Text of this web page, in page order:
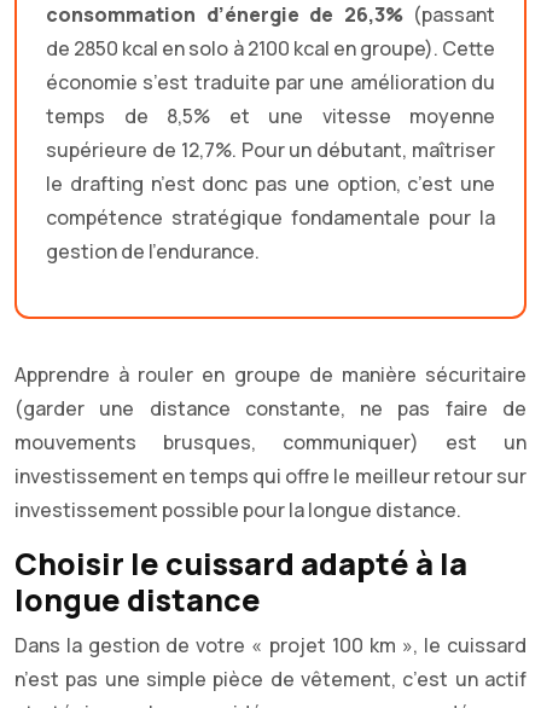
consommation d’énergie de 26,3%(passant
de 2850 kcal en solo à 2100 kcal en groupe). Cette
économie s’est traduite par une amélioration du
temps de 8,5% et une vitesse moyenne
supérieure de 12,7%. Pour un débutant, maîtriser
le drafting n’est donc pas une option, c’est une
compétence stratégique fondamentale pour la
gestion de l’endurance.
Apprendre à rouler en groupe de manière sécuritaire
(garder une distance constante, ne pas faire de
mouvements brusques, communiquer) est un
investissement en temps qui offre le meilleur retour sur
investissement possible pour la longue distance.
Choisir le cuissard adapté à la
longue distance
Dans la gestion de votre « projet 100 km », le cuissard
n’est pas une simple pièce de vêtement, c’est un actif